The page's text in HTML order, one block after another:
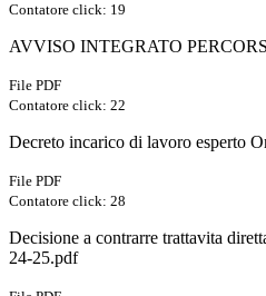
Contatore click: 19
AVVISO INTEGRATO
File PDF
Contatore click: 22
Decreto incarico di lavoro esperto
File PDF
Contatore click: 28
Decisione a contrarre trattavita
24-25.pdf